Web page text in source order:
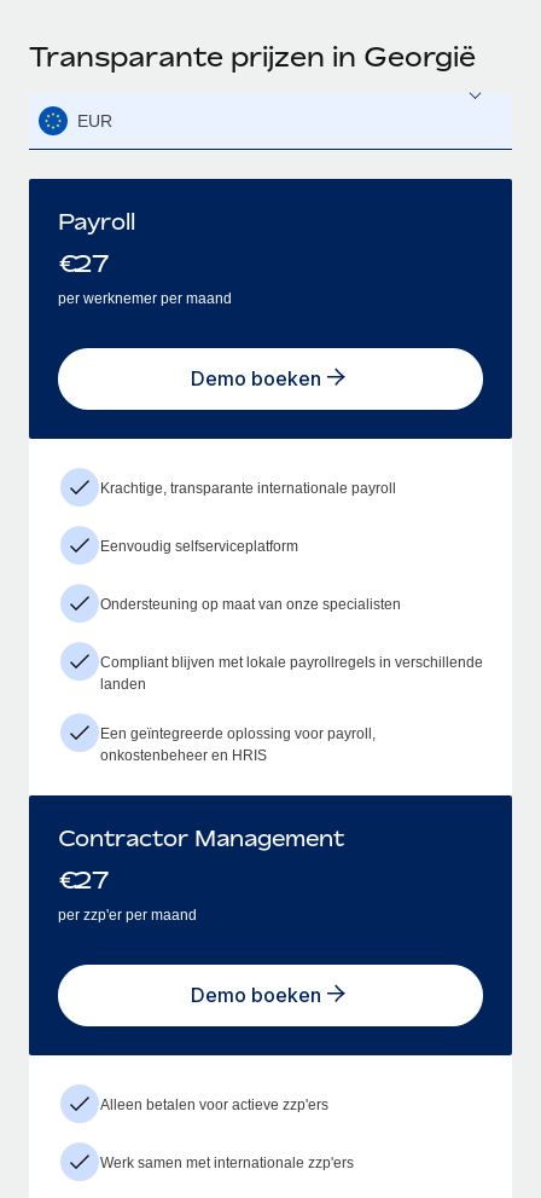
Transparante prijzen in Georgië
EUR
Payroll
€27
per werknemer per maand
Demo boeken
Krachtige, transparante internationale payroll
Eenvoudig selfserviceplatform
Ondersteuning op maat van onze specialisten
Compliant blijven met lokale payrollregels in verschillende
landen
Een geïntegreerde oplossing voor payroll,
onkostenbeheer en HRIS
Contractor Management
€27
per zzp'er per maand
Demo boeken
Alleen betalen voor actieve zzp'ers
Werk samen met internationale zzp'ers